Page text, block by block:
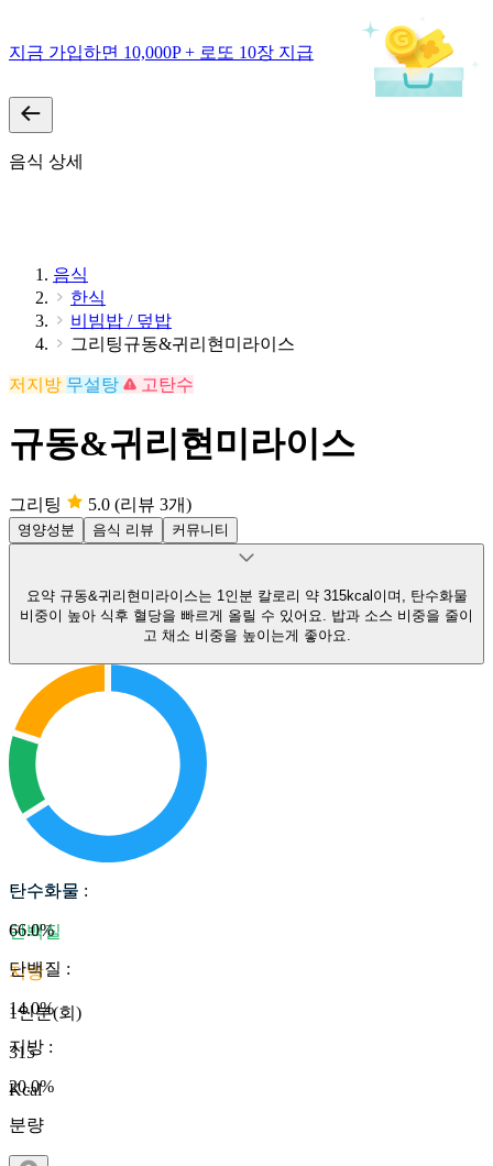
지금 가입하면 10,000P + 로또 10장 지급
음식 상세
음식
한식
비빔밥 / 덮밥
그리팅규동&귀리현미라이스
저지방 무설탕 고탄수
규동&귀리현미라이스
그리팅 5.0 (리뷰 3개)
영양성분 음식 리뷰 커뮤니티
요약 규동&귀리현미라이스는 1인분 칼로리 약 315kcal이며, 탄수화물
비중이 높아 식후 혈당을 빠르게 올릴 수 있어요. 밥과 소스 비중을 줄이
고 채소 비중을 높이는게 좋아요.
탄수화물
단백질
지방
1인분(회)
315
Kcal
탄수화물 :
66.0%
단백질 :
14.0%
지방 :
20.0%
분량